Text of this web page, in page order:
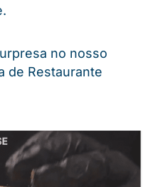
no nosso
de Restaurante